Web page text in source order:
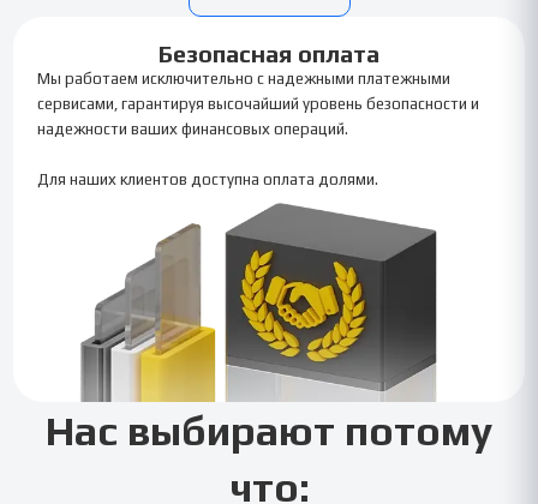
Безопасная оплата
Мы работаем исключительно с надежными платежными
сервисами, гарантируя высочайший уровень безопасности и
надежности ваших финансовых операций.
Для наших клиентов доступна оплата долями.
Нас выбирают потому
что: